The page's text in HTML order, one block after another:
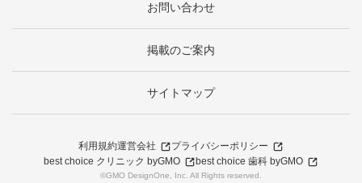
お問い合わせ
掲載のご案内
サイトマップ
利用規約運営会社
プライバシーポリシー
best choice クリニック byGMO
best choice 歯科 byGMO
©GMO DesignOne, Inc. All Rights reserved.